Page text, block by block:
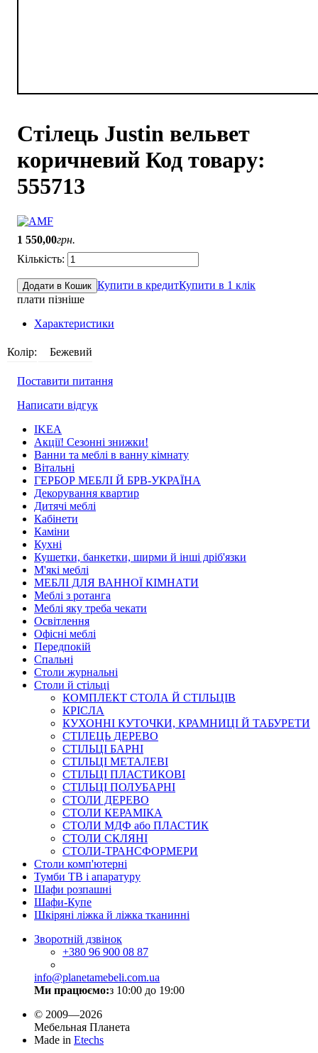
Стілець Justin вельвет
коричневий Код товару:
555713
1 550,00грн.
Додати в Кошик Купити в кредитКупити в 1 клік
плати пізніше
Характеристики
Колір: Бежевий
Поставити питання
Написати відгук
IKEA
Акції! Сезонні знижки!
Ванни та меблі в ванну кімнату
Вітальні
ГЕРБОР МЕБЛІ Й БРВ-УКРАЇНА
Декорування квартир
Дитячі меблі
Кабінети
Каміни
Кухні
Кушетки, банкетки, ширми й інші дріб'язки
М'які меблі
МЕБЛІ ДЛЯ ВАННОЇ КІМНАТИ
Меблі з ротанга
Меблі яку треба чекати
Освітлення
Офісні меблі
Передпокій
Спальні
Столи журнальні
Столи й стільці
КОМПЛЕКТ СТОЛА Й СТІЛЬЦІВ
КРІСЛА
КУХОННІ КУТОЧКИ, КРАМНИЦІ Й ТАБУРЕТИ
СТІЛЕЦЬ ДЕРЕВО
СТІЛЬЦІ БАРНІ
СТІЛЬЦІ МЕТАЛЕВІ
СТІЛЬЦІ ПЛАСТИКОВІ
СТІЛЬЦІ ПОЛУБАРНІ
СТОЛИ ДЕРЕВО
СТОЛИ КЕРАМІКА
СТОЛИ МДФ або ПЛАСТИК
СТОЛИ СКЛЯНІ
СТОЛИ-ТРАНСФОРМЕРИ
Столи комп'ютерні
Тумби ТВ і апаратуру
Шафи розпашні
Шафи-Купе
Шкіряні ліжка й ліжка тканинні
Зворотній дзвінок
+380 96 900 08 87
info@planetamebeli.com.ua
Ми працюємо:з 10:00 до 19:00
© 2009—2026
Мебельная Планета
Made in Etechs